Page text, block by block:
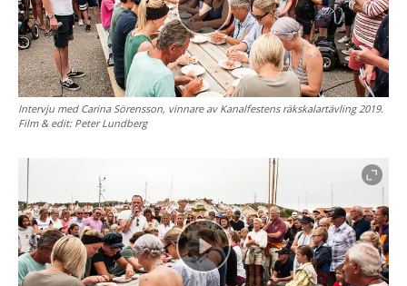
Intervju med Carina Sörensson, vinnare av Kanalfestens räkskalartävling 2019.
Film & edit: Peter Lundberg